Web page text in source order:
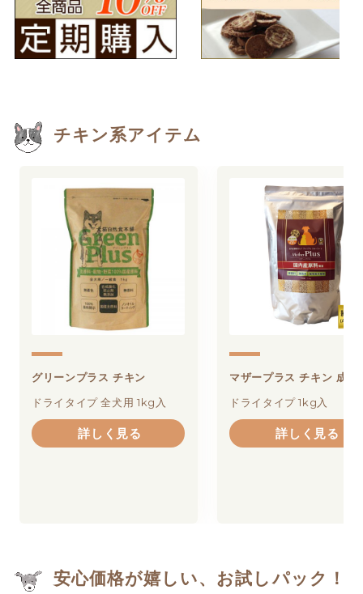
チキン系アイテム
グリーンプラス チキン
ドライタイプ 全犬用 1kg入
詳しく見る
マザープラス チキン 成犬
ドライタイプ 1kg入
詳しく見る
安心価格が嬉しい、お試しパック！